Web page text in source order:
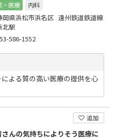
・医療 内科
岡県浜松市浜名区 遠州鉄道鉄道線
北駅
586-1552
よる質の高い医療の提供を心
追加
さんの気持ちによりそう医療に